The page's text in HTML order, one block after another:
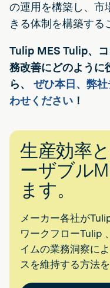
の運用を構築し、市
きる体制を構築する
Tulip MES Tulip、
務改善にどのように
ら、 ぜひ本日、弊
わせください ！
生産効率
ーザブル
ます。
メーカー各社が
ワークフローTulip
イムの業務洞察に
スを維持する方法